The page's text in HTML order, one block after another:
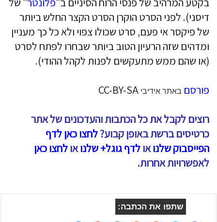
דיסני). לפני הסרט הוקרן הסרט הקצר החלש ביותר
של פיקסר אי פעם, סרט שכולו צפוי ולא כל כך מעניין
ומדהים שזה הרעיון הטוב ביותר שבחרו לפתח לסרט
(או שהם ממש מתעקשים לפנות לקהל ההודי).
פורסם באתר אידיבי CC-BY-SA
רוצים לקבל את כל הכתבות והעדכונים של אתר
כרטיסים ברשת באופן קבוע?לחצו כאן לדף
הפייסבוק שלנואולדף גוגל+ שלנואולחצו כאן
לאפשרויות אחרות.
שתפו את הכתבה: